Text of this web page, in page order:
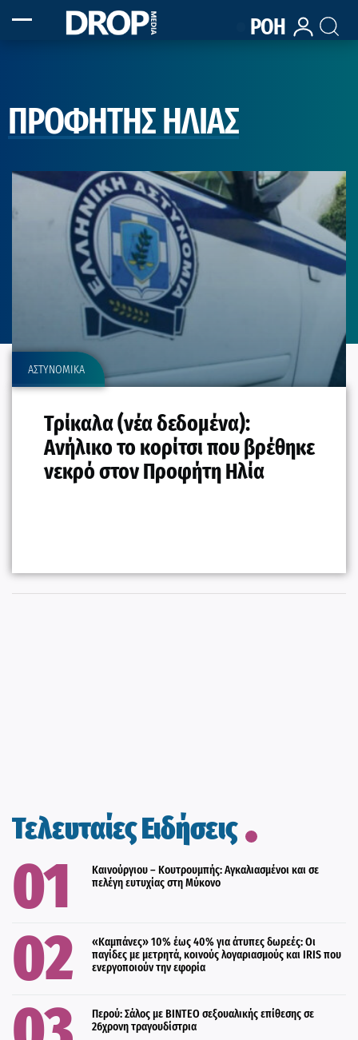
ΡΟΗ
ΠΡΟΦΗΤΗΣ ΗΛΙΑΣ
ΑΣΤΥΝΟΜΙΚΑ
Τρίκαλα (νέα δεδομένα):
Ανήλικο το κορίτσι που βρέθηκε
νεκρό στον Προφήτη Ηλία
Τελευταίες Ειδήσεις
Καινούργιου – Κουτρουμπής: Αγκαλιασμένοι και σε
πελέγη ευτυχίας στη Μύκονο
«Καμπάνες» 10% έως 40% για άτυπες δωρεές: Οι
παγίδες με μετρητά, κοινούς λογαριασμούς και IRIS που
ενεργοποιούν την εφορία
Περού: Σάλος με ΒΙΝΤΕΟ σεξουαλικής επίθεσης σε
26χρονη τραγουδίστρια